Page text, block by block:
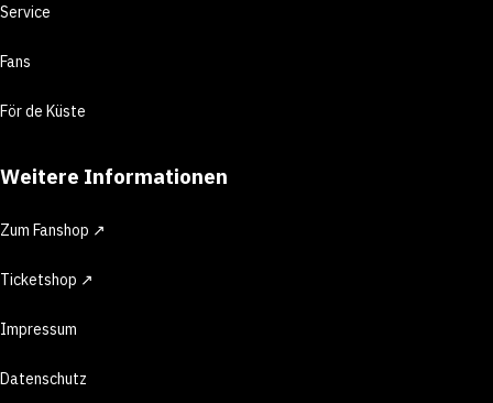
Service
Fans
För de Küste
Weitere Informationen
Zum Fanshop ↗
Ticketshop ↗
Impressum
Datenschutz